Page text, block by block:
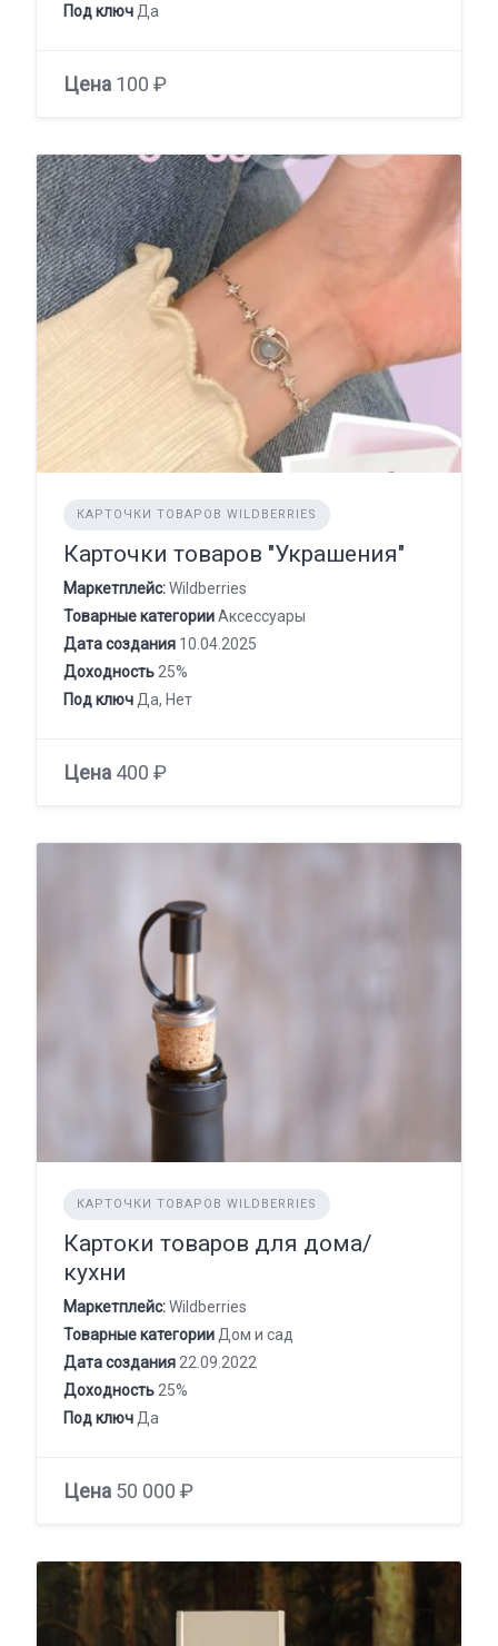
Под ключ Да
Цена 100 ₽
КАРТОЧКИ ТОВАРОВ WILDBERRIES
Карточки товаров "Украшения"
Маркетплейс:Wildberries
Товарные категорииАксессуары
Дата создания 10.04.2025
Доходность25%
Под ключДа, Нет
Цена 400 ₽
КАРТОЧКИ ТОВАРОВ WILDBERRIES
Картоки товаров для дома/
кухни
Маркетплейс:Wildberries
Товарные категории Дом и сад
Дата создания 22.09.2022
Доходность 25%
Под ключ Да
Цена 50 000 ₽